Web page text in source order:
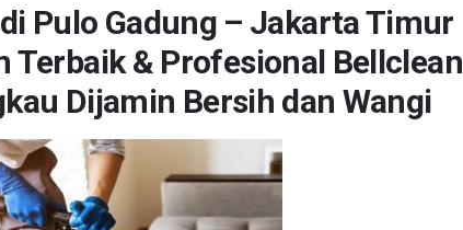
Pulo Gadung – Jakarta Timur
Terbaik & Profesional Bellclean
Dijamin Bersih dan Wangi